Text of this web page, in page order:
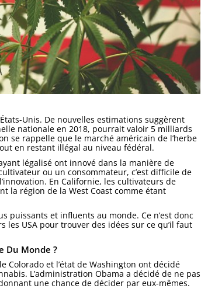
Unis. De nouvelles estimations suggèrent
nationale en 2018, pourrait valoir 5 milliards
se rappelle que le marché américain de l’herbe
en restant illégal au niveau fédéral.
légalisé ont innové dans la manière de
ou un consommateur, c’est difficile de
En Californie, les cultivateurs de
la région de la West Coast comme étant
puissants et influents au monde. Ce n’est donc
USA pour trouver des idées sur ce qu’il faut
Du Monde ?
Colorado et l’état de Washington ont décidé
L’administration Obama a décidé de ne pas
une chance de décider par eux-mêmes.